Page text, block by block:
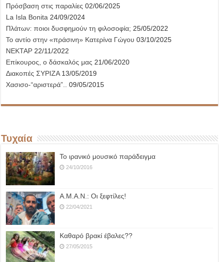
Πρόσβαση στις παραλίες 02/06/2025
La Isla Bonita 24/09/2024
Πλάτων: ποιοι δυσφημούν τη φιλοσοφία; 25/05/2022
Το αντίο στην «πράσινη» Κατερίνα Γώγου 03/10/2025
ΝΕΚΤΑΡ 22/11/2022
Επίκουρος, ο δάσκαλός μας 21/06/2020
Διακοπές ΣΥΡΙΖΑ13/05/2019
Χασισο-“αριστερά”..
09/05/2015
Τυχαία
Το ιρανικό μουσικό παράδειγμα
24/10/2016
Α.Μ.Α.Ν.: Οι ξεφτίλες!
22/04/2021
Καθαρό βρακί έβαλες??
27/05/2015